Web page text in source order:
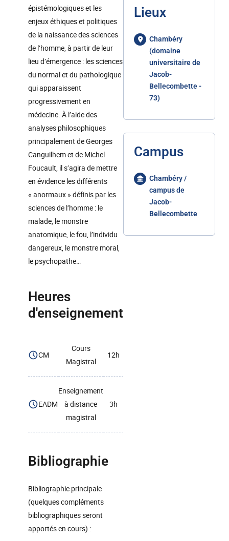
épistémologiques et les
enjeux éthiques et politiques
de la naissance des sciences
de l’homme, à partir de leur
lieu d’émergence : les sciences
du normal et du pathologique
qui apparaissent
progressivement en
médecine. À l’aide des
analyses philosophiques
principalement de Georges
Canguilhem et de Michel
Foucault, il s’agira de mettre
en évidence les différents
« anormaux » définis par les
sciences de l’homme : le
malade, le monstre
anatomique, le fou, l’individu
dangereux, le monstre moral,
le psychopathe…
Heures
d'enseignement
CM
Cours
Magistral
12h
EADM
Enseignement
à distance
magistral
3h
Bibliographie
Bibliographie principale
(quelques compléments
bibliographiques seront
apportés en cours) :
Lieux
Chambéry
(domaine
universitaire de
Jacob-
Bellecombette -
73)
Campus
Chambéry /
campus de
Jacob-
Bellecombette